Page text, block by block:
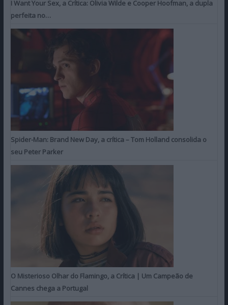
I Want Your Sex, a Crítica: Olivia Wilde e Cooper Hoofman, a dupla
perfeita no…
Spider-Man: Brand New Day, a crítica – Tom Holland consolida o
seu Peter Parker
O Misterioso Olhar do Flamingo, a Crítica | Um Campeão de
Cannes chega a Portugal